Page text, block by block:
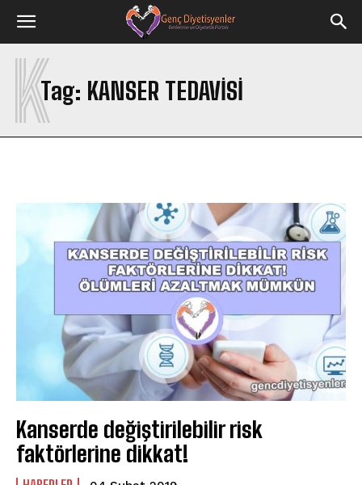
Tag: KANSER TEDAVISI
K
Kanserde değiştirilebilir risk
faktörlerine dikkat!